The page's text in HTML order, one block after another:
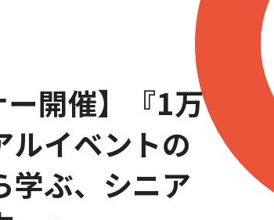
ー開催】『1万
ルイベントの
学ぶ、シニア